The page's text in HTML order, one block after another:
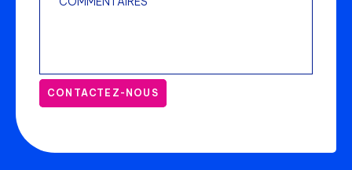
CONTACTEZ-NOUS